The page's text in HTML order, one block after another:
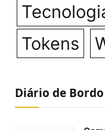
Tokens
Diário de Bordo